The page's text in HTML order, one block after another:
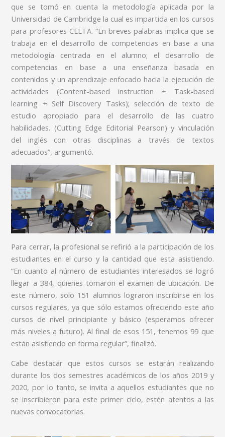
que se tomó en cuenta la metodología aplicada por la
Universidad de Cambridge la cual es impartida en los cursos
para profesores CELTA. “En breves palabras implica que se
trabaja en el desarrollo de competencias en base a una
metodología centrada en el alumno; el desarrollo de
competencias en base a una enseñanza basada en
contenidos y un aprendizaje enfocado hacia la ejecución de
actividades (Content-based instruction + Task-based
learning + Self Discovery Tasks); selección de texto de
estudio apropiado para el desarrollo de las cuatro
habilidades. (Cutting Edge Editorial Pearson) y vinculación
del inglés con otras disciplinas a través de textos
adecuados”, argumentó.
Para cerrar, la profesional se refirió a la participación de los
estudiantes en el curso y la cantidad que esta asistiendo.
“En cuanto al número de estudiantes interesados se logró
llegar a 384, quienes tomaron el examen de ubicación. De
este número, solo 151 alumnos lograron inscribirse en los
cursos regulares, ya que sólo estamos ofreciendo este año
cursos de nivel principiante y básico (esperamos ofrecer
más niveles a futuro). Al final de esos 151, tenemos 99 que
están asistiendo en forma regular”, finalizó.
Cabe destacar que estos cursos se estarán realizando
durante los dos semestres académicos de los años 2019 y
2020, por lo tanto, se invita a aquellos estudiantes que no
se inscribieron para este primer ciclo, estén atentos a las
nuevas convocatorias.